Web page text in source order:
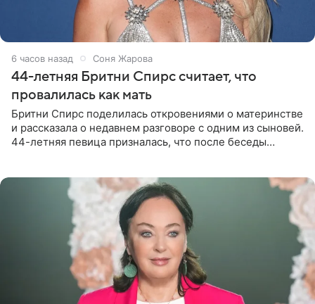
6 часов назад Соня Жарова
44-летняя Бритни Спирс считает, что
провалилась как мать
Бритни Спирс поделилась откровениями о материнстве
и рассказала о недавнем разговоре с одним из сыновей.
44-летняя певица призналась, что после беседы